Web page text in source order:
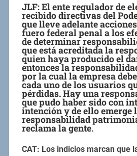
JLF:El ente regulador de
recibido directivas del
que lleve adelante
fuero federal penal a los
de determinar
que está acreditada la
quien haya producido el
entonces la
por la cual la empresa
cada uno de los usuarios
pérdidas. Hay una
que pudo haber sido con
intención y de ello emerge
responsabilidad
reclama la gente.
CAT: Los indicios marcan que